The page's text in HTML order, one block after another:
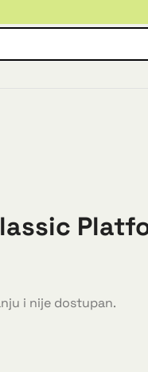
i nije dostupan.